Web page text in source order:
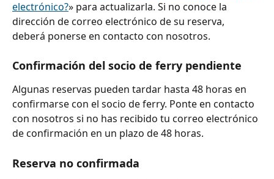
electrónico?» para actualizarla. Si no conoce la
dirección de correo electrónico de su reserva,
deberá ponerse en contacto con nosotros.
Confirmación del socio de ferry pendiente
Algunas reservas pueden tardar hasta 48 horas en
confirmarse con el socio de ferry. Ponte en contacto
con nosotros si no has recibido tu correo electrónico
de confirmación en un plazo de 48 horas.
Reserva no confirmada